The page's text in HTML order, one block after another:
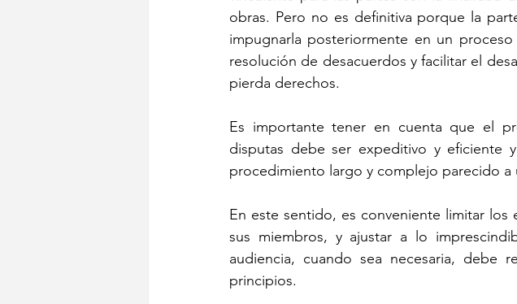
obras. Pero no es definitiva porque la
impugnarla posteriormente en un
resolución de desacuerdos y facilitar el
pierda derechos.
Es importante tener en cuenta que el
disputas debe ser expeditivo y
procedimiento largo y complejo parecido a
En este sentido, es conveniente limitar
sus miembros, y ajustar a lo
audiencia, cuando sea necesaria, debe
principios.